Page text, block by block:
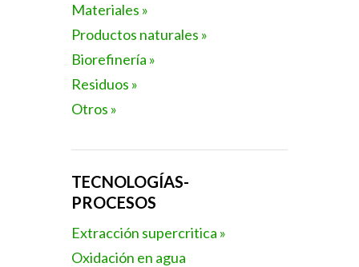
Materiales »
Productos naturales »
Biorefinería »
Residuos »
Otros »
TECNOLOGÍAS-
PROCESOS
Extracción supercritica »
Oxidación en agua